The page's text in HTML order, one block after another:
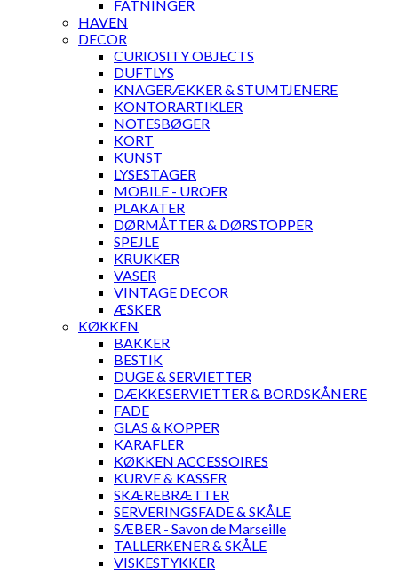
FATNINGER
HAVEN
DECOR
CURIOSITY OBJECTS
DUFTLYS
KNAGERÆKKER & STUMTJENERE
KONTORARTIKLER
NOTESBØGER
KORT
KUNST
LYSESTAGER
MOBILE - UROER
PLAKATER
DØRMÅTTER & DØRSTOPPER
SPEJLE
KRUKKER
VASER
VINTAGE DECOR
ÆSKER
KØKKEN
BAKKER
BESTIK
DUGE & SERVIETTER
DÆKKESERVIETTER & BORDSKÅNERE
FADE
GLAS & KOPPER
KARAFLER
KØKKEN ACCESSOIRES
KURVE & KASSER
SKÆREBRÆTTER
SERVERINGSFADE & SKÅLE
SÆBER - Savon de Marseille
TALLERKENER & SKÅLE
VISKESTYKKER